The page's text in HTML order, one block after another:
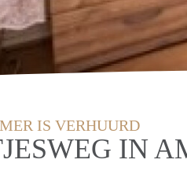
IS VERHUURD
IN